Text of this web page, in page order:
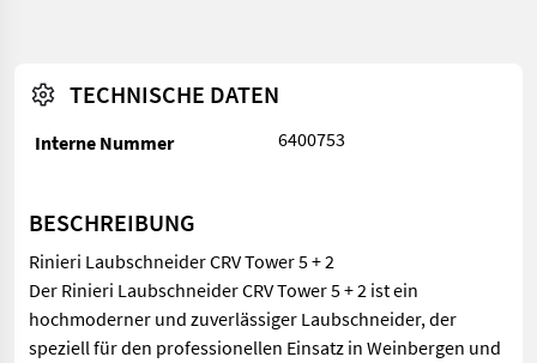
TECHNISCHE DATEN
Interne Nummer 6400753
BESCHREIBUNG
Rinieri Laubschneider CRV Tower 5 + 2
Der Rinieri Laubschneider CRV Tower 5 + 2 ist ein
hochmoderner und zuverlässiger Laubschneider, der
speziell für den professionellen Einsatz in Weinbergen und